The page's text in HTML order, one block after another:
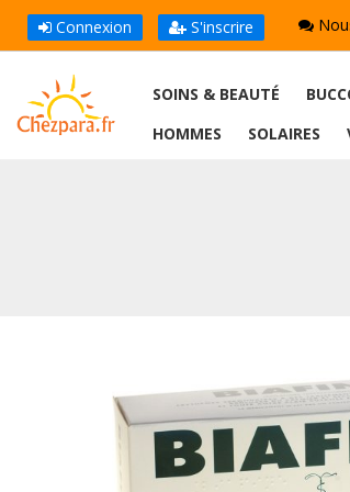
Connexion S'inscrire
SOINS & BEAUTÉ
HOMMES
SOLAIRES